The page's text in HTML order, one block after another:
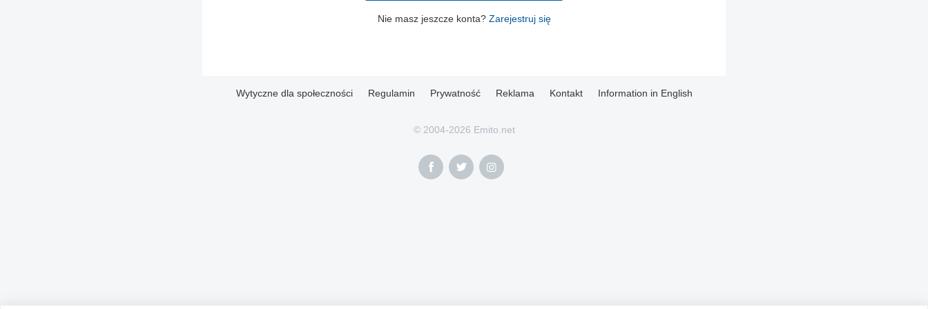
Nie masz jeszcze konta? Zarejestruj się
Wytyczne dla społeczności Regulamin Prywatność Reklama Kontakt Information in English
© 2004-2026 Emito.net